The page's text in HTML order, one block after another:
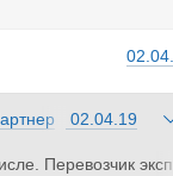
02.04.19
Перевозчик эксп